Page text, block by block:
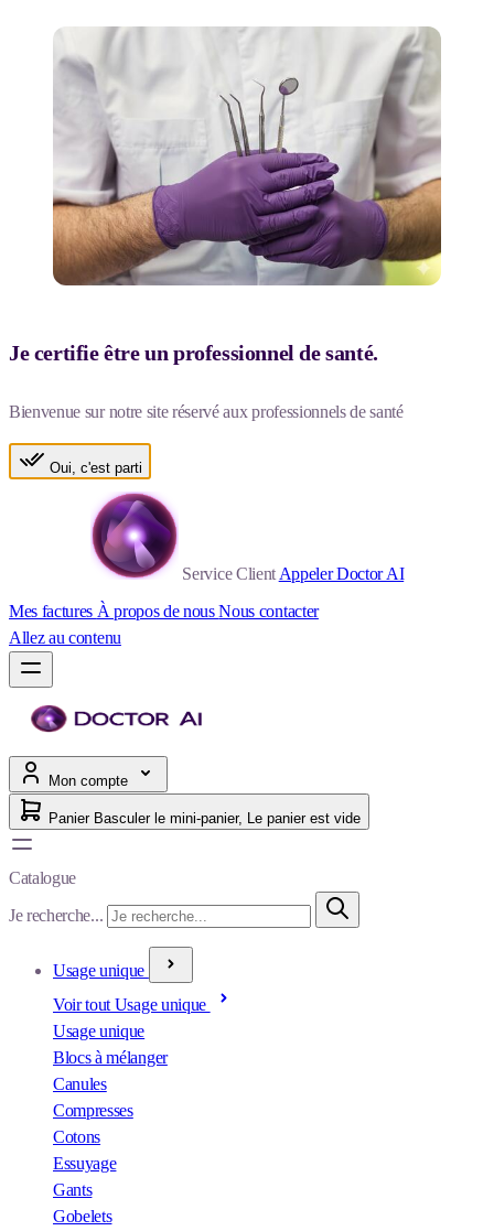
Je certifie être un professionnel de santé.
Bienvenue sur notre site réservé aux professionnels de santé
Oui, c'est parti
Service Client Appeler Doctor AI
Mes factures À propos de nousNous contacter
Allez au contenu
Mon compte
Panier Basculer le mini-panier, Le panier est vide
Catalogue
Je recherche...
Usage unique
Voir tout Usage unique
Usage unique
Blocs à mélanger
Canules
Compresses
Cotons
Essuyage
Gants
Gobelets